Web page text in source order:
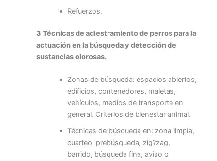
Refuerzos.
3 Técnicas de adiestramiento de perros para la
actuación en la búsqueda y detección de
sustancias olorosas.
Zonas de búsqueda: espacios abiertos,
edificios, contenedores, maletas,
vehículos, medios de transporte en
general. Criterios de bienestar animal.
Técnicas de búsqueda en: zona limpia,
cuarteo, prebúsqueda, zig?zag,
barrido, búsqueda fina, aviso o